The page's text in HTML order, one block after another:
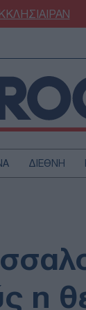
ΙΡΑΝ
ΔΙΕΘΝΗ
η